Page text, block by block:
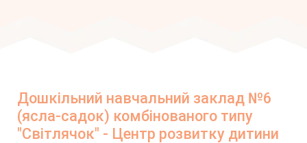
Дошкільний навчальний заклад №6
(ясла-садок) комбінованого типу
"Світлячок" - Центр розвитку дитини